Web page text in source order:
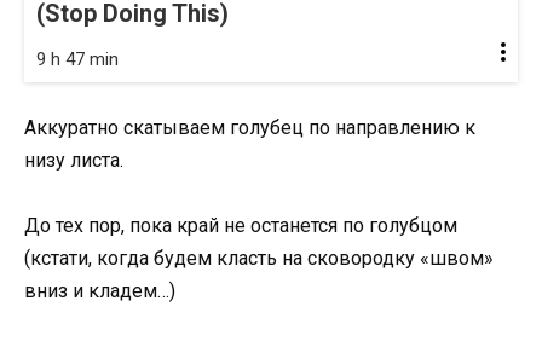
(Stop Doing This)
9 h 47 min
Аккуратно скатываем голубец по направлению к
низу листа.
До тех пор, пока край не останется по голубцом
(кстати, когда будем класть на сковородку «швом»
вниз и кладем…)